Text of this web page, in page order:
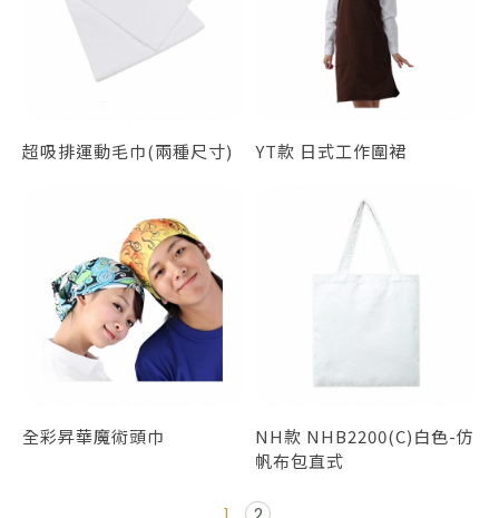
超吸排運動毛巾(兩種尺寸) YT款 日式工作圍裙
全彩昇華魔術頭巾
NH款 NHB2200(C)白色-仿
帆布包直式